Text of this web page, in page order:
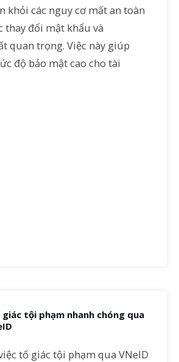
khỏi các nguy cơ mất an toàn
thay đổi mật khẩu và
quan trọng. Việc này giúp
độ bảo mật cao cho tài
tội phạm nhanh chóng qua
tố giác tội phạm qua VNeID